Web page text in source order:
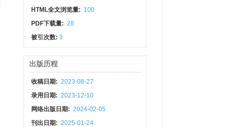
HTML全文浏览量: 100
PDF下载量: 28
被引次数:3
出版历程
收稿日期: 2023-08-27
录用日期: 2023-12-10
网络出版日期: 2024-02-05
刊出日期: 2025-01-24